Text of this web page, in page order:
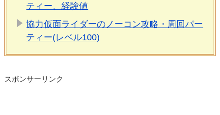
ティー、経験値
協力仮面ライダーのノーコン攻略・周回パー
ティー(レベル100)
スポンサーリンク